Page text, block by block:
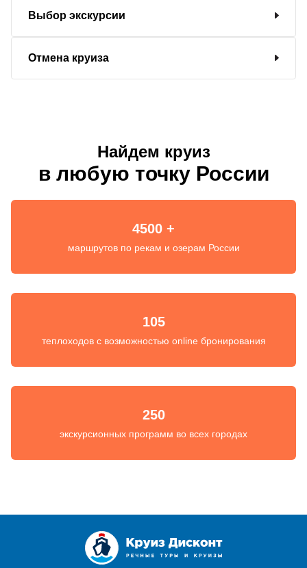
Выбор экскурсии
Отмена круиза
Найдем круиз
в любую точку России
4500 +
маршрутов по рекам и озерам России
105
теплоходов с возможностью online бронирования
250
экскурсионных программ во всех городах